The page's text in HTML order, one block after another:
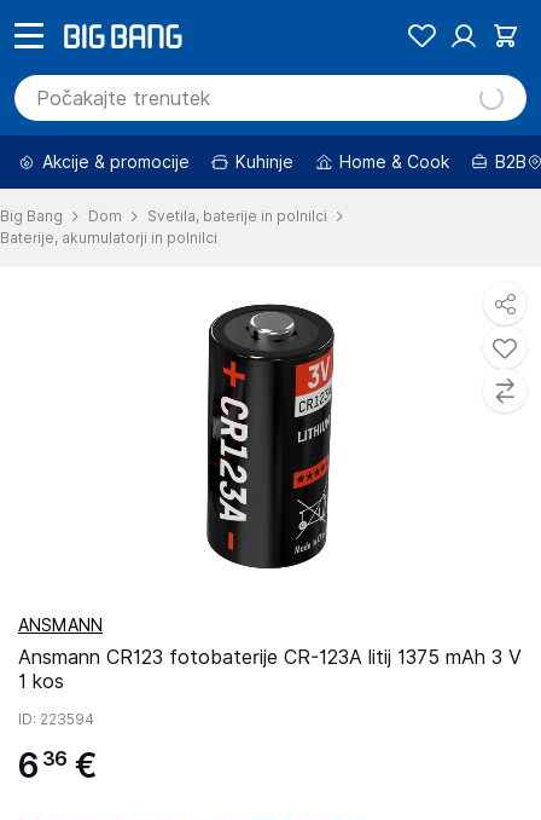
Akcije & promocije Kuhinje Home & Cook B2B
Big Bang Dom
Svetila, baterije in polnilci
Baterije, akumulatorji in polnilci
ANSMANN
Ansmann CR123 fotobaterije CR-123A litij 1375 mAh 3 V
1 kos
ID: 223594
6 36 €